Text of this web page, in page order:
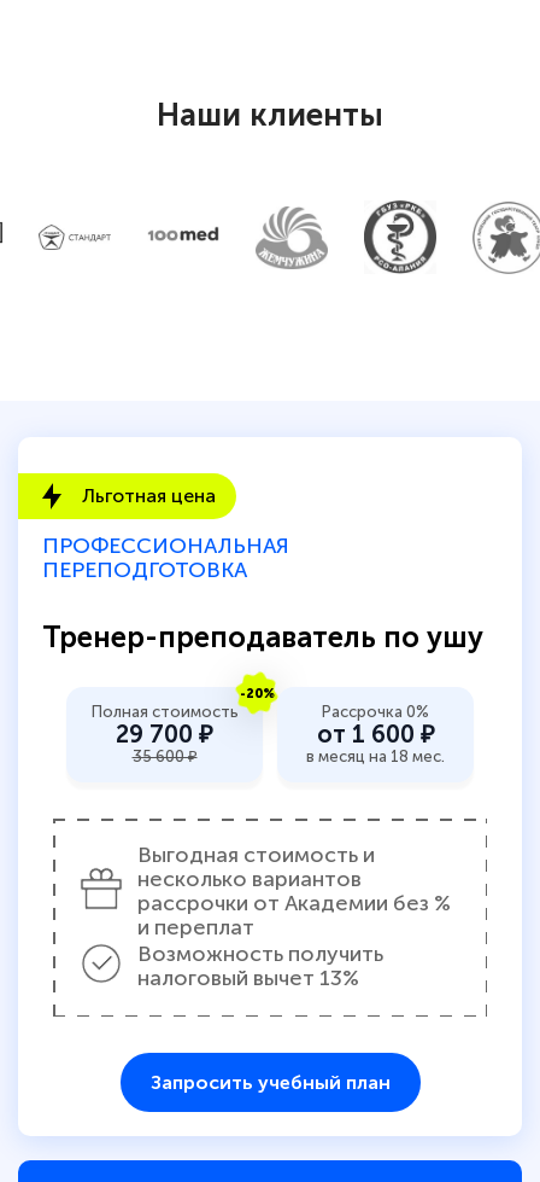
Наши клиенты
Льготная цена
ПРОФЕССИОНАЛЬНАЯ
ПЕРЕПОДГОТОВКА
Тренер-преподаватель по ушу
-20%
Полная стоимость
29 700 ₽
35 600 ₽
Рассрочка 0%
от 1 600 ₽
в месяц на 18 мес.
Выгодная стоимость и
несколько вариантов
рассрочки от Академии без %
и переплат
Возможность получить
налоговый вычет 13%
Запросить учебный план